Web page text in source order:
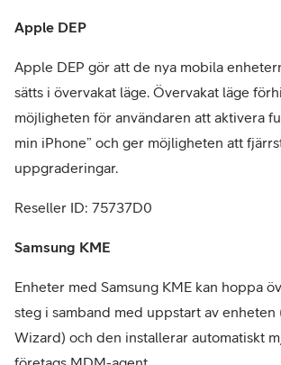
Apple DEP
Apple DEP gör att de nya mobila
sätts i övervakat läge. Övervakat läge
möjligheten för användaren att aktivera
min iPhone” och ger möjligheten att
uppgraderingar.
Reseller ID: 75737D0
Samsung KME
Enheter med Samsung KME kan hoppa
steg i samband med uppstart av enheten
Wizard) och den installerar automatiskt